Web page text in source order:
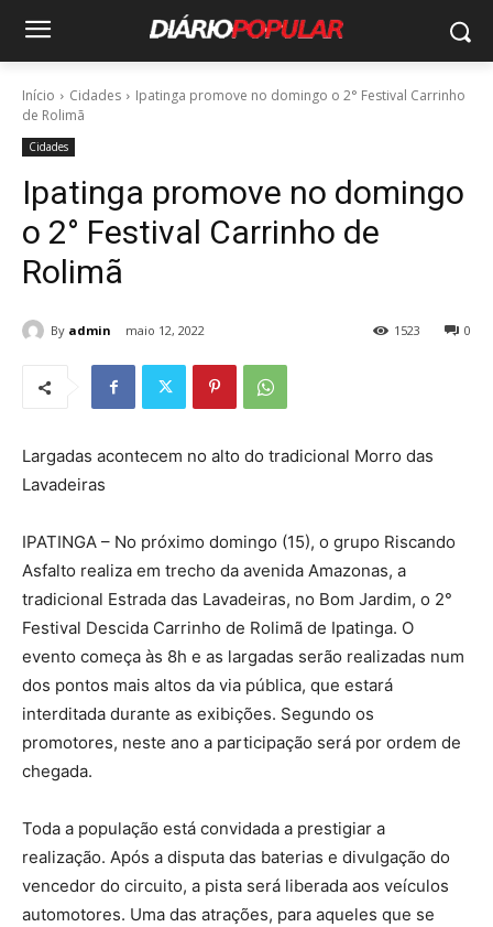
Início Cidades
Ipatinga promove no domingo o 2° Festival Carrinho
de Rolimã
Cidades
Ipatinga promove no domingo
o 2° Festival Carrinho de
Rolimã
By admin maio 12, 2022 0
1523
Largadas acontecem no alto do tradicional Morro das
Lavadeiras
IPATINGA – No próximo domingo (15), o grupo Riscando
Asfalto realiza em trecho da avenida Amazonas, a
tradicional Estrada das Lavadeiras, no Bom Jardim, o 2°
Festival Descida Carrinho de Rolimã de Ipatinga. O
evento começa às 8h e as largadas serão realizadas num
dos pontos mais altos da via pública, que estará
interditada durante as exibições. Segundo os
promotores, neste ano a participação será por ordem de
chegada.
Toda a população está convidada a prestigiar a
realização. Após a disputa das baterias e divulgação do
vencedor do circuito, a pista será liberada aos veículos
automotores. Uma das atrações, para aqueles que se